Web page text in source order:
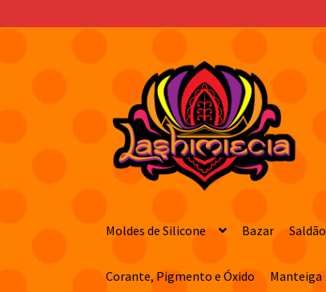
navegação
conteúdo
Moldes de Silicone Bazar Saldão
Corante, Pigmento e Óxido Manteiga